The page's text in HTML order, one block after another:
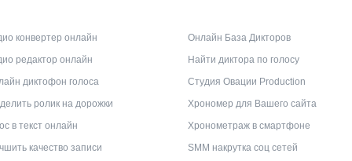
конвертер онлайн
редактор онлайн
диктофон голоса
ролик на дорожки
в текст онлайн
качество записи
Онлайн База Дикторов
Найти диктора по голосу
Студия Овации Production
Хрономер для Вашего сайта
Хронометраж в смартфоне
SMM накрутка соц сетей